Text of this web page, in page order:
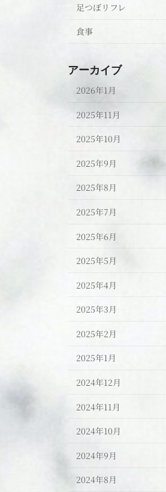
足つぼリフレ
食事
アーカイブ
2026年1月
2025年11月
2025年10月
2025年9月
2025年8月
2025年7月
2025年6月
2025年5月
2025年4月
2025年3月
2025年2月
2025年1月
2024年12月
2024年11月
2024年10月
2024年9月
2024年8月